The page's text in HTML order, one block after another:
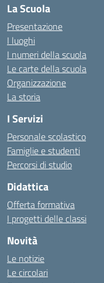
La Scuola
Presentazione
I luoghi
I numeri della scuola
Le carte della scuola
Organizzazione
La storia
I Servizi
Personale scolastico
Famiglie e studenti
Percorsi di studio
Didattica
Offerta formativa
I progetti delle classi
Novità
Le notizie
Le circolari